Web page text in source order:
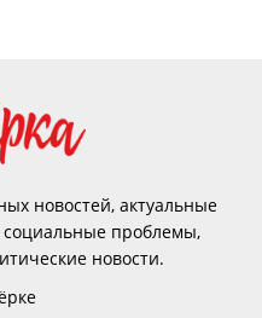
новостей, актуальные
проблемы,
новости.